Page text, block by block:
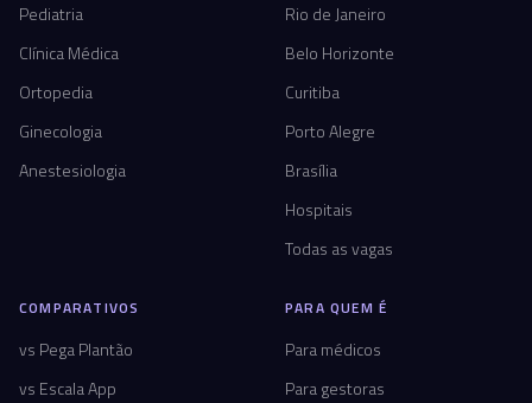
Pediatria
Clínica Médica
Ortopedia
Ginecologia
Anestesiologia
Rio de Janeiro
Belo Horizonte
Curitiba
Porto Alegre
Brasília
Hospitais
Todas as vagas
COMPARATIVOS
vs Pega Plantão
vs Escala App
PARA QUEM É
Para médicos
Para gestoras